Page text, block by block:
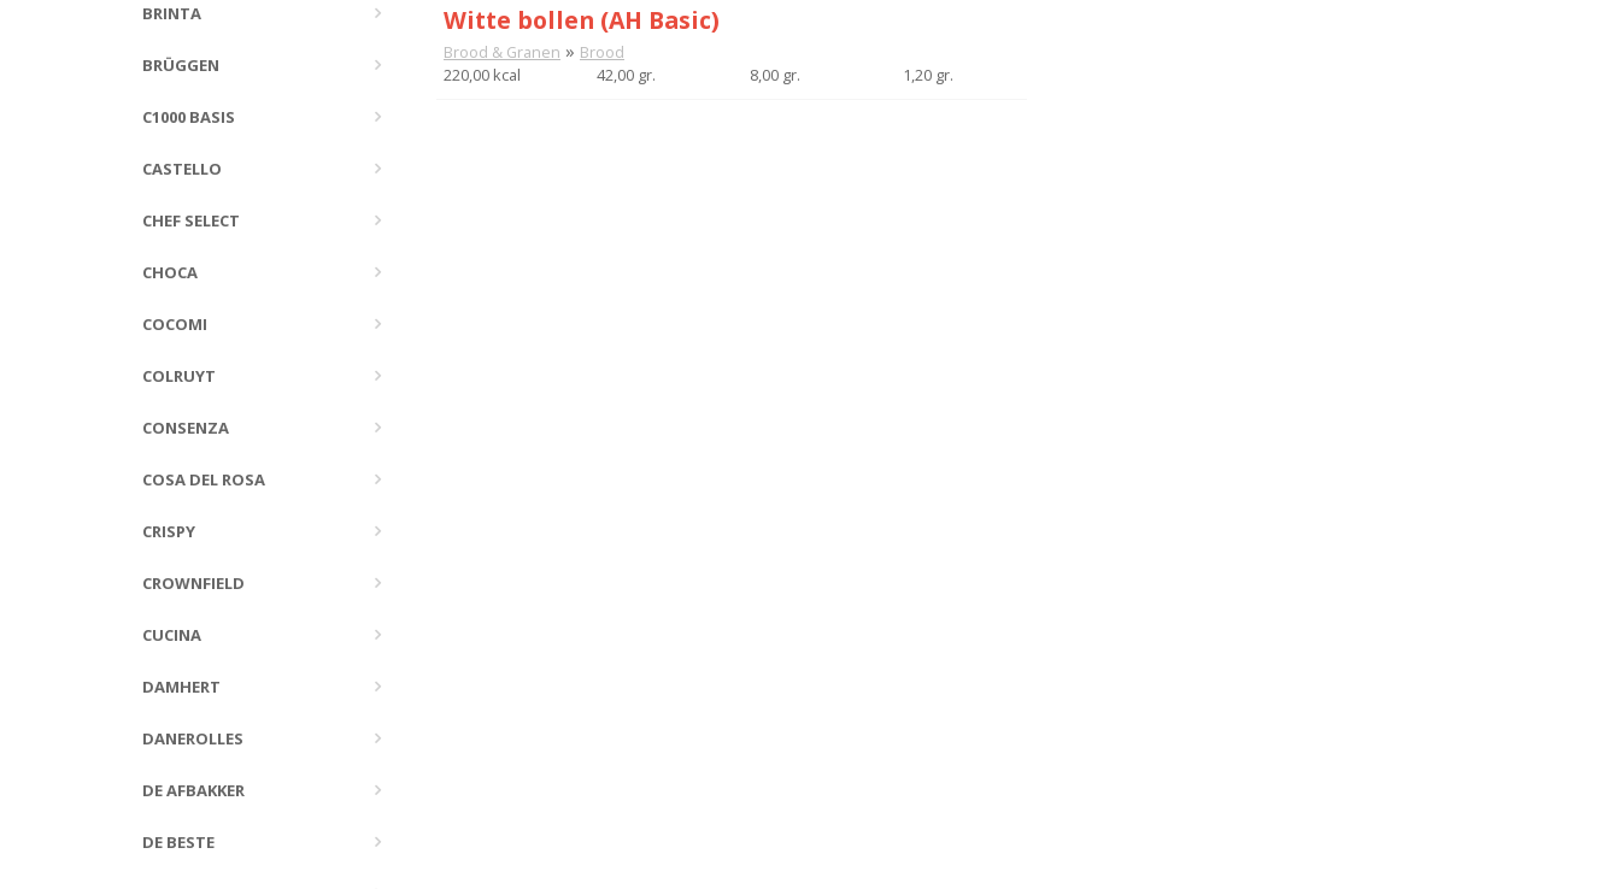
BRINTA
BRÜGGEN
C1000 BASIS
CASTELLO
CHEF SELECT
CHOCA
COCOMI
COLRUYT
CONSENZA
COSA DEL ROSA
CRISPY
CROWNFIELD
CUCINA
DAMHERT
DANEROLLES
DE AFBAKKER
DE BESTE
Witte bollen (AH Basic)
Brood & Granen » Brood
220,00 kcal
42,00 gr. 8,00 gr. 1,20 gr.